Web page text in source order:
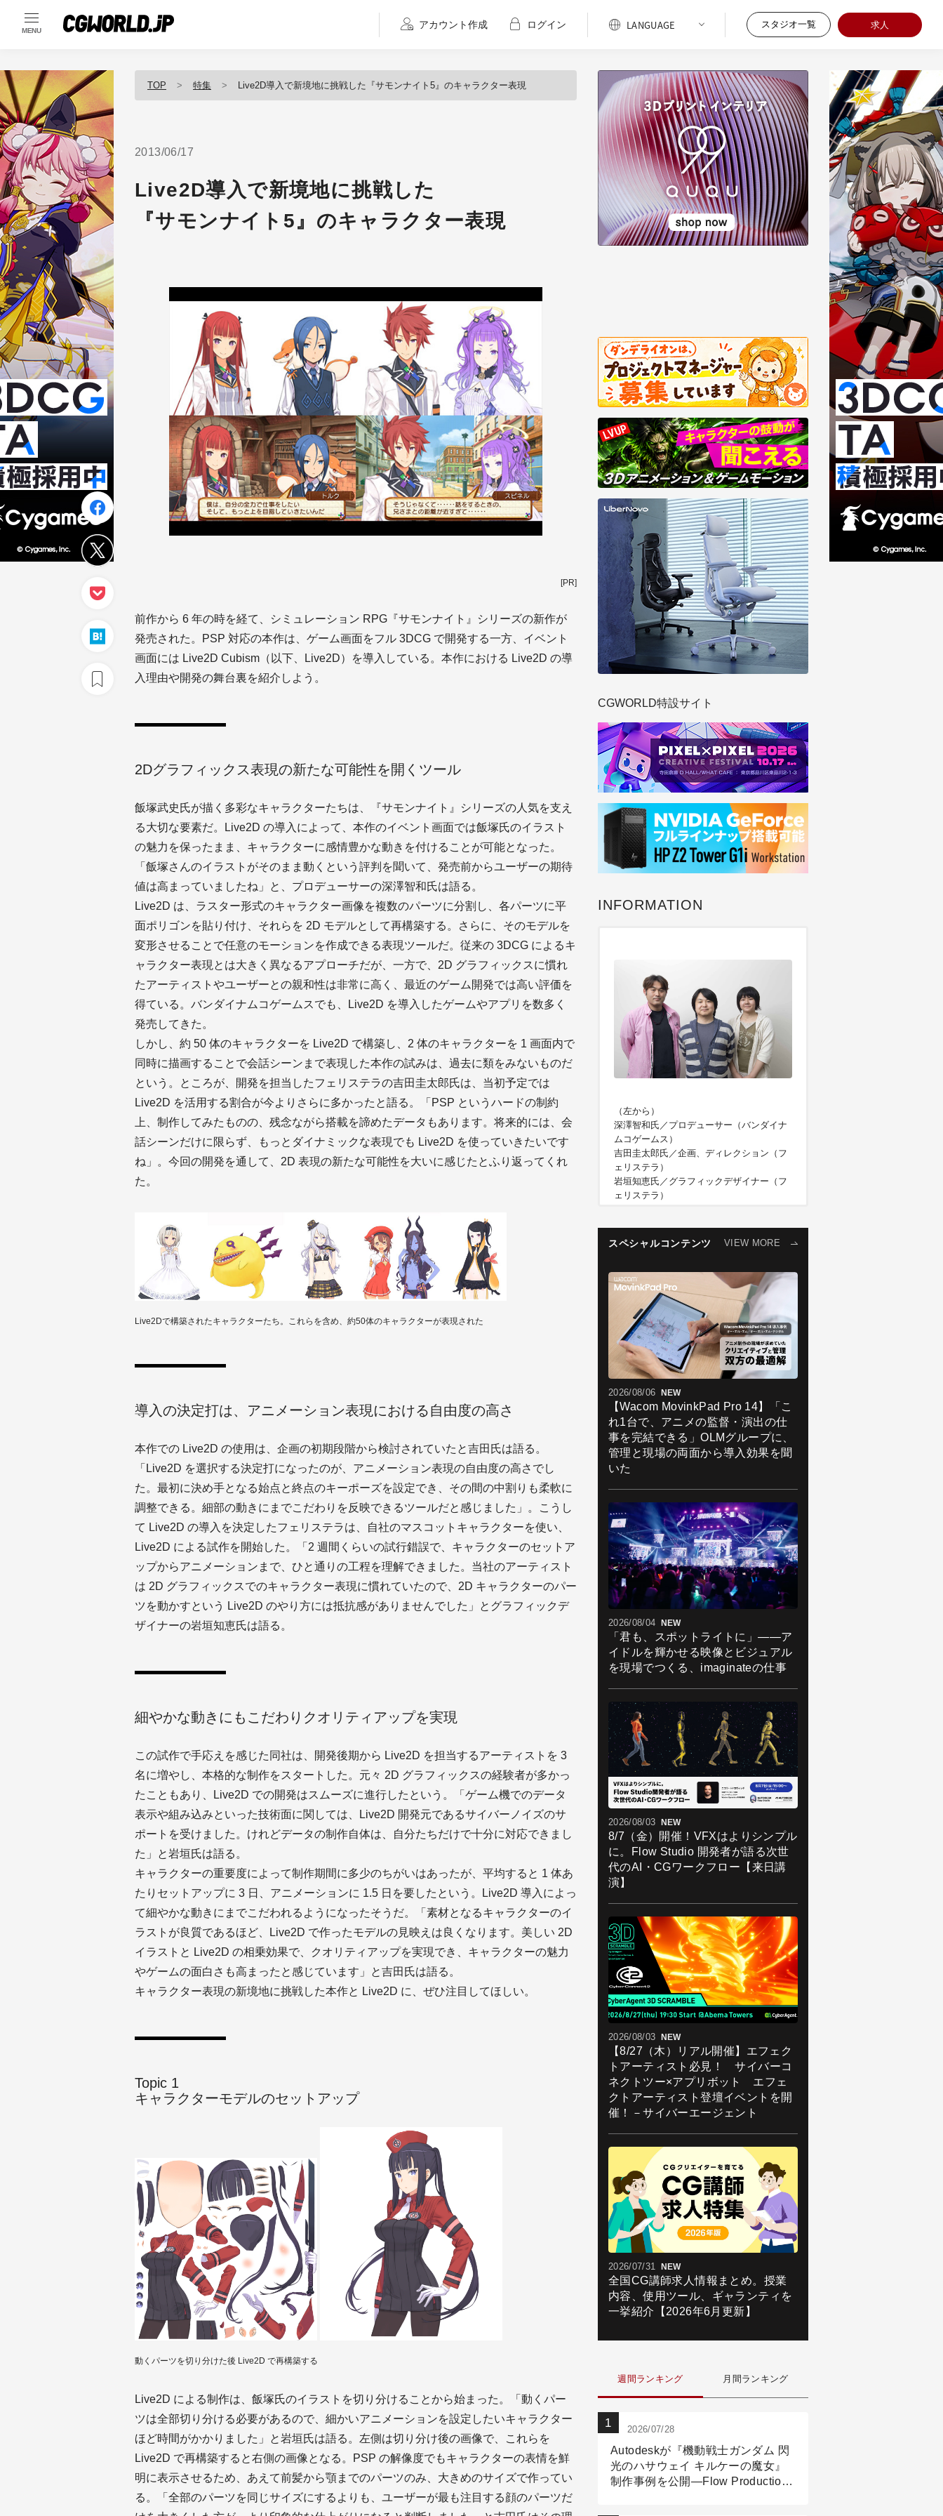
MENU
アカウント作成 ログイン スタジオ一覧 求人
TOP 特集 Live2D導入で新境地に挑戦した『サモンナイト5』のキャラクター表現
2013/06/17
Live2D導入で新境地に挑戦した
『サモンナイト5』のキャラクター表現
[PR]
前作から 6 年の時を経て、シミュレーション RPG『サモンナイト』シリーズの新作が
発売された。PSP 対応の本作は、ゲーム画面をフル 3DCG で開発する一方、イベント
画面には Live2D Cubism（以下、Live2D）を導入している。本作における Live2D の導
入理由や開発の舞台裏を紹介しよう。
2Dグラフィックス表現の新たな可能性を開くツール
飯塚武史氏が描く多彩なキャラクターたちは、『サモンナイト』シリーズの人気を支え
る大切な要素だ。Live2D の導入によって、本作のイベント画面では飯塚氏のイラスト
の魅力を保ったまま、キャラクターに感情豊かな動きを付けることが可能となった。
「飯塚さんのイラストがそのまま動くという評判を聞いて、発売前からユーザーの期待
値は高まっていましたね」と、プロデューサーの深澤智和氏は語る。
Live2D は、ラスター形式のキャラクター画像を複数のパーツに分割し、各パーツに平
面ポリゴンを貼り付け、それらを 2D モデルとして再構築する。さらに、そのモデルを
変形させることで任意のモーションを作成できる表現ツールだ。従来の 3DCG によるキ
ャラクター表現とは大きく異なるアプローチだが、一方で、2D グラフィックスに慣れ
たアーティストやユーザーとの親和性は非常に高く、最近のゲーム開発では高い評価を
得ている。バンダイナムコゲームスでも、Live2D を導入したゲームやアプリを数多く
発売してきた。
しかし、約 50 体のキャラクターを Live2D で構築し、2 体のキャラクターを 1 画面内で
同時に描画することで会話シーンまで表現した本作の試みは、過去に類をみないものだ
という。ところが、開発を担当したフェリステラの吉田圭太郎氏は、当初予定では
Live2D を活用する割合が今よりさらに多かったと語る。「PSP というハードの制約
上、制作してみたものの、残念ながら搭載を諦めたデータもあります。将来的には、会
話シーンだけに限らず、もっとダイナミックな表現でも Live2D を使っていきたいです
ね」。今回の開発を通して、2D 表現の新たな可能性を大いに感じたとふり返ってくれ
た。
Live2Dで構築されたキャラクターたち。これらを含め、約50体のキャラクターが表現された
導入の決定打は、アニメーション表現における自由度の高さ
本作での Live2D の使用は、企画の初期段階から検討されていたと吉田氏は語る。
「Live2D を選択する決定打になったのが、アニメーション表現の自由度の高さでし
た。最初に決め手となる始点と終点のキーポーズを設定でき、その間の中割りも柔軟に
調整できる。細部の動きにまでこだわりを反映できるツールだと感じました」。こうし
て Live2D の導入を決定したフェリステラは、自社のマスコットキャラクターを使い、
Live2D による試作を開始した。「2 週間くらいの試行錯誤で、キャラクターのセットア
ップからアニメーションまで、ひと通りの工程を理解できました。当社のアーティスト
は 2D グラフィックスでのキャラクター表現に慣れていたので、2D キャラクターのパー
ツを動かすという Live2D のやり方には抵抗感がありませんでした」とグラフィックデ
ザイナーの岩垣知恵氏は語る。
細やかな動きにもこだわりクオリティアップを実現
この試作で手応えを感じた同社は、開発後期から Live2D を担当するアーティストを 3
名に増やし、本格的な制作をスタートした。元々 2D グラフィックスの経験者が多かっ
たこともあり、Live2D での開発はスムーズに進行したという。「ゲーム機でのデータ
表示や組み込みといった技術面に関しては、Live2D 開発元であるサイバーノイズのサ
ポートを受けました。けれどデータの制作自体は、自分たちだけで十分に対応できまし
た」と岩垣氏は語る。
キャラクターの重要度によって制作期間に多少のちがいはあったが、平均すると 1 体あ
たりセットアップに 3 日、アニメーションに 1.5 日を要したという。Live2D 導入によっ
て細やかな動きにまでこだわれるようになったそうだ。「素材となるキャラクターのイ
ラストが良質であるほど、Live2D で作ったモデルの見映えは良くなります。美しい 2D
イラストと Live2D の相乗効果で、クオリティアップを実現でき、キャラクターの魅力
やゲームの面白さも高まったと感じています」と吉田氏は語る。
キャラクター表現の新境地に挑戦した本作と Live2D に、ぜひ注目してほしい。
Topic 1
キャラクターモデルのセットアップ
動くパーツを切り分けた後 Live2D で再構築する
Live2D による制作は、飯塚氏のイラストを切り分けることから始まった。「動くパー
ツは全部切り分ける必要があるので、細かいアニメーションを設定したいキャラクター
ほど時間がかかりました」と岩垣氏は語る。左側は切り分け後の画像で、これらを
Live2D で再構築すると右側の画像となる。PSP の解像度でもキャラクターの表情を鮮
明に表示させるため、あえて前髪から顎までのパーツのみ、大きめのサイズで作ってい
る。「全部のパーツを同じサイズにするよりも、ユーザーが最も注目する顔のパーツだ
CGWORLD特設サイト
INFORMATION
（左から）
深澤智和氏／プロデューサー（バンダイナ
ムコゲームス）
吉田圭太郎氏／企画、ディレクション（フ
ェリステラ）
岩垣知恵氏／グラフィックデザイナー（フ
ェリステラ）
原画が動く。2Dによる立体表現
「Live2D」
Live2D は、3DCG のような彫刻的アプロー
チではなく、2D 原画を動かすことで擬似的
の表現・クリエイティブツールだ。
●お問い合わせ先
株式会社サイバーノイズ
制作事業部（担当：石川）
〒160-0004 東京都港新宿区四谷4-30-18 第
２テイケイビル２F
E-MAIL：contact@cybernoids.jp
URL：http://www.live2d.com
スペシャルコンテンツ VIEW MORE
2026/08/06 NEW
【Wacom MovinkPad Pro 14】「こ
れ1台で、アニメの監督・演出の仕
事を完結できる」OLMグループに、
管理と現場の両面から導入効果を聞
いた
2026/08/04 NEW
「君も、スポットライトに」――ア
イドルを輝かせる映像とビジュアル
を現場でつくる、imaginateの仕事
2026/08/03 NEW
8/7（金）開催！VFXはよりシンプル
に。Flow Studio 開発者が語る次世
代のAI・CGワークフロー【来日講
演】
2026/08/03 NEW
【8/27（木）リアル開催】エフェク
トアーティスト必見！ サイバーコ
ネクトツー×アプリボット エフェ
クトアーティスト登壇イベントを開
催！－サイバーエージェント
2026/07/31 NEW
全国CG講師求人情報まとめ。授業
内容、使用ツール、ギャランティを
一挙紹介【2026年6月更新】
週間ランキング 月間ランキング
2026/07/28
Autodeskが『機動戦士ガンダム 閃
光のハサウェイ キルケーの魔女』
制作事例を公開―Flow Production